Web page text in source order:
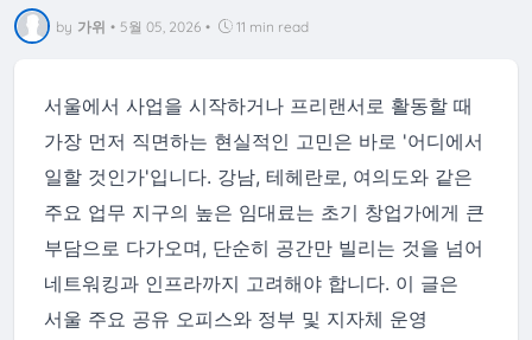
by 가위 • 5월 05, 2026 • 11 min read
서울에서 사업을 시작하거나 프리랜서로 활동할 때
가장 먼저 직면하는 현실적인 고민은 바로 '어디에서
일할 것인가'입니다. 강남, 테헤란로, 여의도와 같은
주요 업무 지구의 높은 임대료는 초기 창업가에게 큰
부담으로 다가오며, 단순히 공간만 빌리는 것을 넘어
네트워킹과 인프라까지 고려해야 합니다. 이 글은
서울 주요 공유 오피스와 정부 및 지자체 운영